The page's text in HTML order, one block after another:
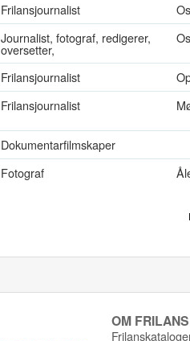
Frilansjournalist
Journalist, fotograf, redigerer,
oversetter,
Frilansjournalist
Frilansjournalist
Dokumentarfilmskaper
Fotograf
OM